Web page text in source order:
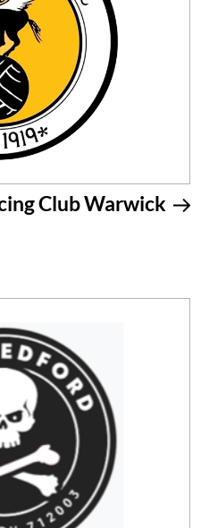
Club Warwick